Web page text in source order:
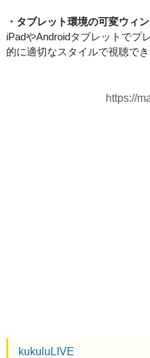
・タブレット環境の可変ウィ
iPadやAndroidタブレットでプ
的に適切なスタイルで視聴で
https://
kukuluLIVE